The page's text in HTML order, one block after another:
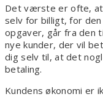
Det værste er ofte,
selv for billigt, for
opgaver, går fra den
nye kunder, der vil
dig selv til, at det
betaling.
Kundens økonomi er